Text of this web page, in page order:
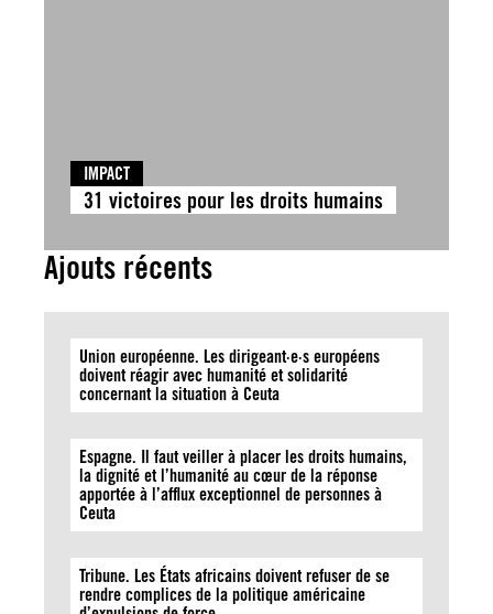
IMPACT
31 victoires pour les droits humains
Ajouts récents
Union européenne. Les dirigeant·e·s européens
doivent réagir avec humanité et solidarité
concernant la situation à Ceuta
Espagne. Il faut veiller à placer les droits humains,
la dignité et l’humanité au cœur de la réponse
apportée à l’afflux exceptionnel de personnes à
Ceuta
Tribune. Les États africains doivent refuser de se
rendre complices de la politique américaine